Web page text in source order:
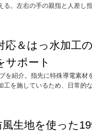
る。左右の手の親指と人差し
応＆はっ水加工
サポート
を紹介。指先に特殊導電素材
工を施しているため、日常的
風生地を使った